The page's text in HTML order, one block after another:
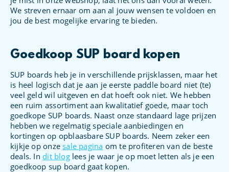
We streven ernaar om aan al jouw wensen te voldoen en
jou de best mogelijke ervaring te bieden.
Goedkoop SUP board kopen
SUP boards heb je in verschillende prijsklassen, maar het
is heel logisch dat je aan je eerste paddle board niet (te)
veel geld wil uitgeven en dat hoeft ook niet. We hebben
een ruim assortiment aan kwalitatief goede, maar toch
goedkope SUP boards. Naast onze standaard lage prijzen
hebben we regelmatig speciale aanbiedingen en
kortingen op opblaasbare SUP boards. Neem zeker een
kijkje op onze sale pagina om te profiteren van de beste
deals. In dit bloglees je waar je op moet letten als je een
goedkoop sup board gaat kopen.